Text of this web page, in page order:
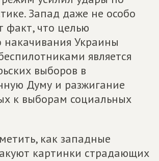
Запад даже не особо
факт, что целью
накачивания Украины
является
выборов в
Думу и разжигание
к выборам социальных
как западные
картинки страдающих